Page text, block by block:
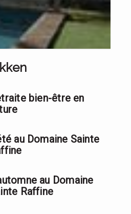
bien-être en
au Domaine Sainte
au Domaine
Raffine